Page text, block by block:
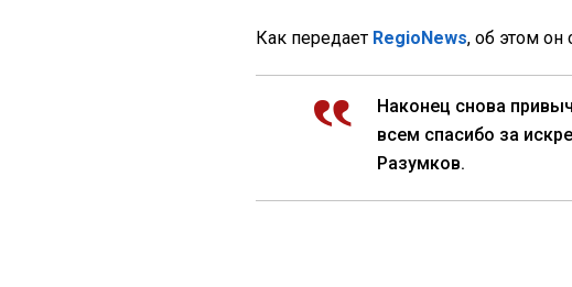
Как передает RegioNews, об этом он
Наконец снова
всем спасибо за
Разумков.